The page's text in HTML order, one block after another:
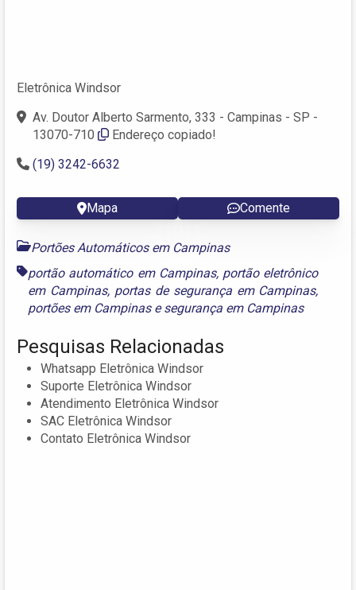
Eletrônica Windsor
Av. Doutor Alberto Sarmento, 333 - Campinas - SP -
13070-710
Endereço copiado!
(19) 3242-6632
Mapa Comente
Portões Automáticos em Campinas
portão automático em Campinas, portão eletrônico
em Campinas, portas de segurança em Campinas,
portões em Campinasesegurança em Campinas
Pesquisas Relacionadas
Whatsapp Eletrônica Windsor
Suporte Eletrônica Windsor
Atendimento Eletrônica Windsor
SAC Eletrônica Windsor
Contato Eletrônica Windsor